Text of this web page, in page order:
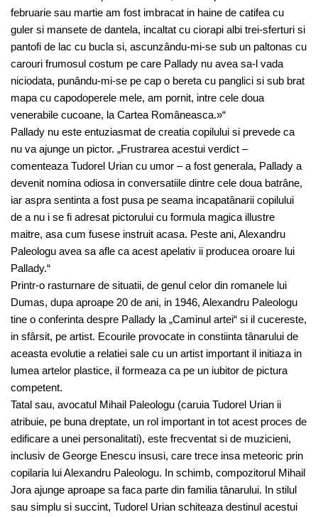
februarie sau martie am fost imbracat in haine de catifea cu
guler si mansete de dantela, incaltat cu ciorapi albi trei-sferturi si
pantofi de lac cu bucla si, ascunzându-mi-se sub un paltonas cu
carouri frumosul costum pe care Pallady nu avea sa-l vada
niciodata, punându-mi-se pe cap o bereta cu panglici si sub brat
mapa cu capodoperele mele, am pornit, intre cele doua
venerabile cucoane, la Cartea Româneasca.»“
Pallady nu este entuziasmat de creatia copilului si prevede ca
nu va ajunge un pictor. „Frustrarea acestui verdict –
comenteaza Tudorel Urian cu umor – a fost generala, Pallady a
devenit nomina odiosa in conversatiile dintre cele doua batrâne,
iar aspra sentinta a fost pusa pe seama incapatânarii copilului
de a nu i se fi adresat pictorului cu formula magica illustre
maitre, asa cum fusese instruit acasa. Peste ani, Alexandru
Paleologu avea sa afle ca acest apelativ ii producea oroare lui
Pallady.“
Printr-o rasturnare de situatii, de genul celor din romanele lui
Dumas, dupa aproape 20 de ani, in 1946, Alexandru Paleologu
tine o conferinta despre Pallady la „Caminul artei“ si il cucereste,
in sfârsit, pe artist. Ecourile provocate in constiinta tânarului de
aceasta evolutie a relatiei sale cu un artist important il initiaza in
lumea artelor plastice, il formeaza ca pe un iubitor de pictura
competent.
Tatal sau, avocatul Mihail Paleologu (caruia Tudorel Urian ii
atribuie, pe buna dreptate, un rol important in tot acest proces de
edificare a unei personalitati), este frecventat si de muzicieni,
inclusiv de George Enescu insusi, care trece insa meteoric prin
copilaria lui Alexandru Paleologu. In schimb, compozitorul Mihail
Jora ajunge aproape sa faca parte din familia tânarului. In stilul
sau simplu si succint, Tudorel Urian schiteaza destinul acestui